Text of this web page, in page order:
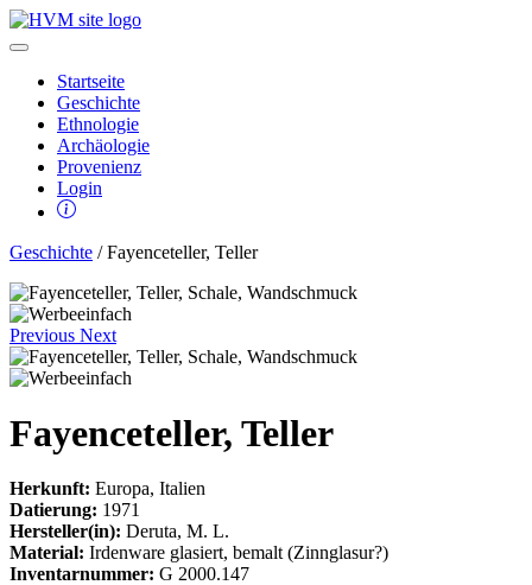
Startseite
Geschichte
Ethnologie
Archäologie
Provenienz
Login
Geschichte / Fayenceteller, Teller
Previous Next
Fayenceteller, Teller
Herkunft: Europa, Italien
Datierung: 1971
Hersteller(in): Deruta, M. L.
Material: Irdenware glasiert, bemalt (Zinnglasur?)
Inventarnummer: G 2000.147